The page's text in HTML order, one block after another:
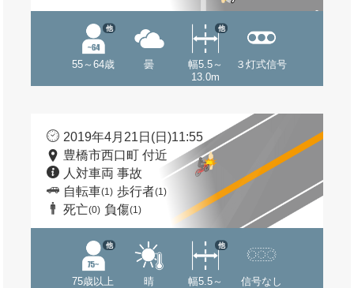
55～64歳
他
曇
幅5.5～
13.0m
他
３灯式信号
2019年4月21日(日)11:55
豊橋市西口町 付近
人対車両 事故
自転車(1) 歩行者(1)
死亡(0) 負傷(1)
75歳以上
他
晴 幅5.5～
他
信号なし